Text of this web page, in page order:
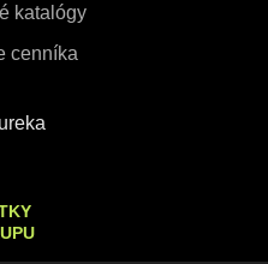
katalógy
cenníka